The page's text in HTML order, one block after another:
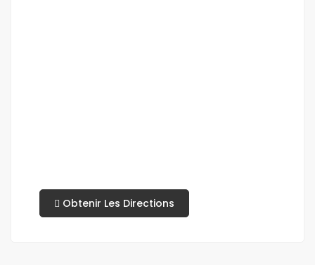
Obtenir Les Directions